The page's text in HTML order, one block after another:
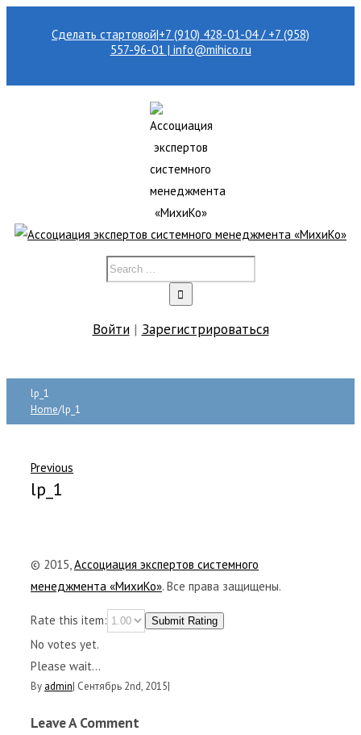
Сделать стартовой|+7 (910) 428-01-04 / +7 (958)
557-96-01 | info@mihico.ru
Войти| Зарегистрироваться
lp_1
Home/lp_1
Previous
lp_1
© 2015,Ассоциация экспертов системного
менеджмента «МихиКо». Все права защищены.
Rate this item: Submit Rating
No votes yet.
Please wait...
By admin| Сентябрь 2nd, 2015|
Leave A Comment